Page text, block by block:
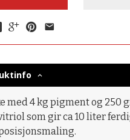
med 4 kg pigment og 250
som gir ca 10 liter